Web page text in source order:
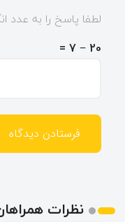
لطفا پاسخ را به عدد
20 − 7 =
نظرات